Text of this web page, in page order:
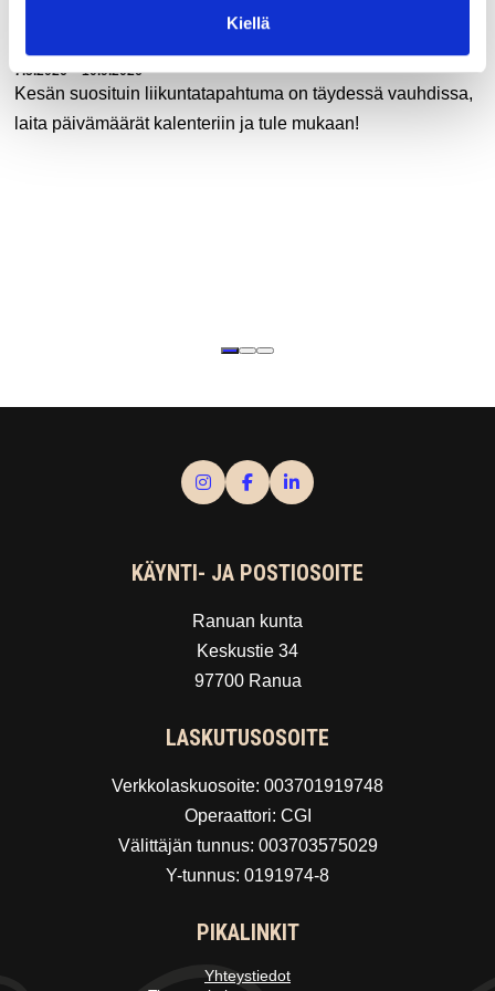
Kiellä
Korttelirastit 2026
Tapahtuman ajankohta:
7.5.2026 – 10.9.2026
Kesän suosituin liikuntatapahtuma on täydessä vauhdissa,
laita päivämäärät kalenteriin ja tule mukaan!
KÄYNTI- JA POSTIOSOITE
Ranuan kunta
Keskustie 34
97700 Ranua
LASKUTUSOSOITE
Verkkolaskuosoite: 003701919748
Operaattori: CGI
Välittäjän tunnus: 003703575029
Y-tunnus: 0191974-8
PIKALINKIT
Yhteystiedot